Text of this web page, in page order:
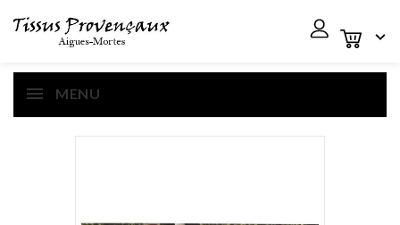

MENU